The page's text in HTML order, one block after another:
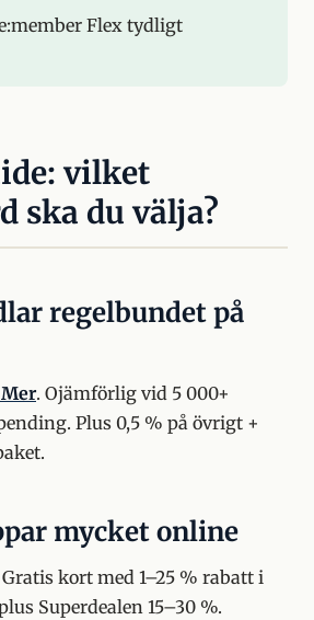
Flex tydligt
vilket
ska du välja?
regelbundet på
. Ojämförlig vid 5 000+
Plus 0,5 % på övrigt +
mycket online
Gratis kort med 1–25 % rabatt i
Superdealen 15–30 %.